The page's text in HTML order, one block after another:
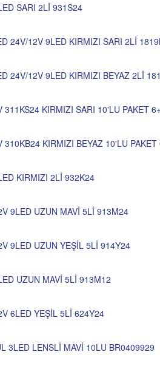
SARI 2Lİ 931S24
24V/12V 9LED KIRMIZI SARI 2Lİ
24V/12V 9LED KIRMIZI BEYAZ 2Lİ
311KS24 KIRMIZI SARI 10'LU PAKET
310KB24 KIRMIZI BEYAZ 10'LU
KIRMIZI 2Lİ 932K24
9LED UZUN MAVİ 5Lİ 913M24
9LED UZUN YEŞİL 5Lİ 914Y24
UZUN MAVİ 5Lİ 913M12
6LED YEŞİL 5Lİ 624Y24
3LED LENSLİ MAVİ 10LU BR0409929